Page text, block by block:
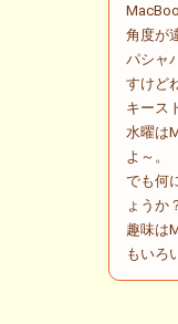
角度が
パシャ
すけど
キース
水曜は
よ～。
でも何
ょうか
趣味は
もいろ